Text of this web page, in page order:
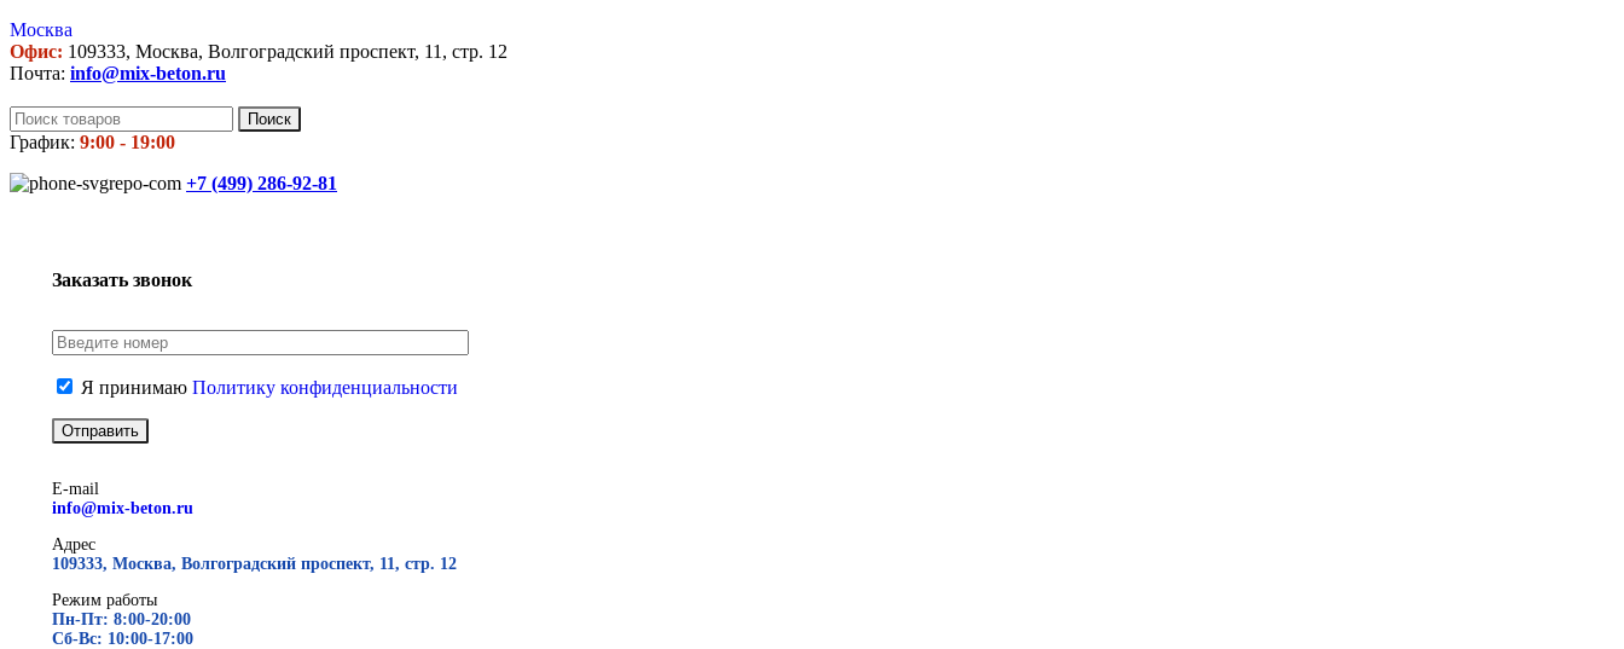
Москва
Офис: 109333, Москва, Волгоградский проспект, 11, стр. 12
Почта: info@mix-beton.ru
Поиск
График: 9:00 - 19:00
+7 (499) 286-92-81
Заказать звонок
Я принимаю Политику конфиденциальности
E-mail
info@mix-beton.ru
Адрес
109333, Москва, Волгоградский проспект, 11, стр. 12
Режим работы
Пн-Пт: 8:00-20:00
Сб-Вс: 10:00-17:00